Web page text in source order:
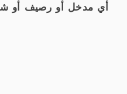
أي مدخل أو رصيف أو